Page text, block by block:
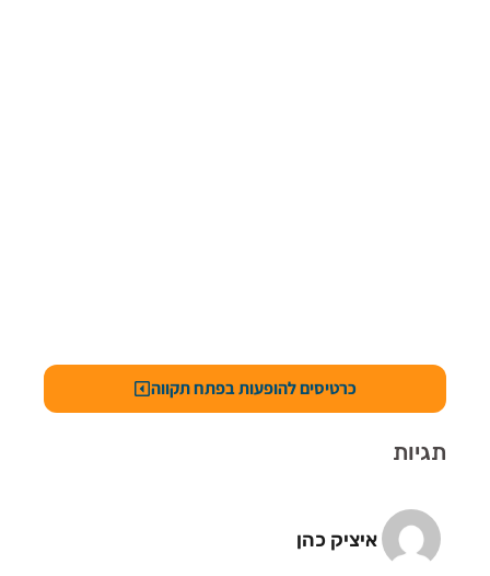
כרטיסים להופעות בפתח תקווה
תגיות
איציק כהן